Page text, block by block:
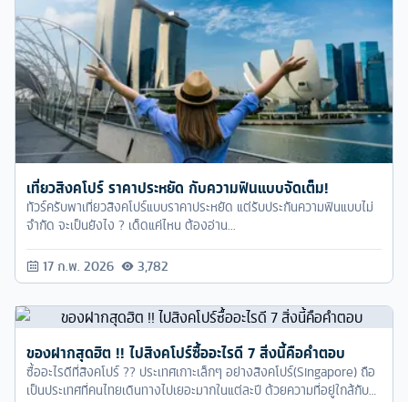
เที่ยวสิงคโปร์ ราคาประหยัด กับความฟินแบบจัดเต็ม!
ทัวร์ครับพาเที่ยวสิงคโปร์แบบราคาประหยัด แต่รับประกันความฟินแบบไม่
จำกัด จะเป็นยังไง ? เด็ดแค่ไหน ต้องอ่าน...
17 ก.พ. 2026 3,782
ของฝากสุดฮิต !! ไปสิงคโปร์ซื้ออะไรดี 7 สิ่งนี้คือคำตอบ
ซื้ออะไรดีที่สิงคโปร์ ?? ประเทศเกาะเล็กๆ อย่างสิงคโปร์(Singapore) ถือ
เป็นประเทศที่คนไทยเดินทางไปเยอะมากในแต่ละปี ด้วยความที่อยู่ใกล้กับ